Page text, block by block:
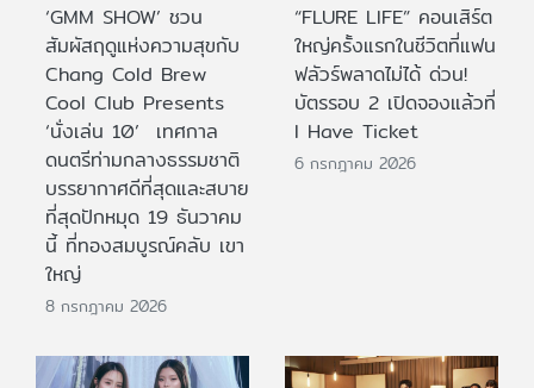
‘GMM SHOW’ ชวน
สัมผัสฤดูแห่งความสุขกับ
Chang Cold Brew
Cool Club Presents
‘นั่งเล่น 10’ เทศกาล
ดนตรีท่ามกลางธรรมชาติ
บรรยากาศดีที่สุดและสบาย
ที่สุดปักหมุด 19 ธันวาคม
นี้ ที่ทองสมบูรณ์คลับ เขา
ใหญ่
8 กรกฎาคม 2026
“FLURE LIFE” คอนเสิร์ต
ใหญ่ครั้งแรกในชีวิตที่แฟน
ฟลัวร์พลาดไม่ได้ ด่วน!
บัตรรอบ 2 เปิดจองแล้วที่
I Have Ticket
6 กรกฎาคม 2026